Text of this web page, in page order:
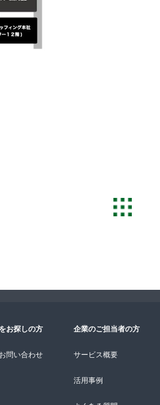
お探しの方
問い合わせ
企業のご担当者の方
サービス概要
活用事例